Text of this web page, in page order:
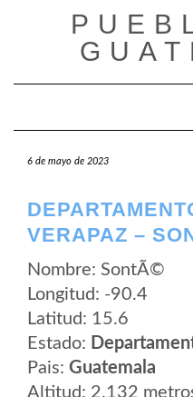
6 de mayo de 2023
VERAPAZ –
Nombre: SontÃ©
Longitud: -90.4
Latitud: 15.6
Estado:
Pais: Guatemala
Altitud: 2.132